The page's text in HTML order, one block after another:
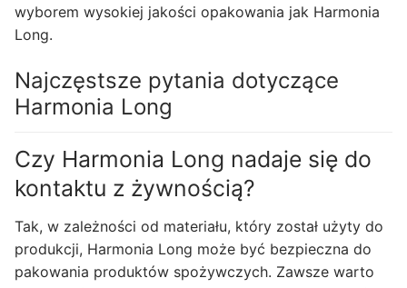
wyborem wysokiej jakości opakowania jak Harmonia
Long.
Najczęstsze pytania dotyczące
Harmonia Long
Czy Harmonia Long nadaje się do
kontaktu z żywnością?
Tak, w zależności od materiału, który został użyty do
produkcji, Harmonia Long może być bezpieczna do
pakowania produktów spożywczych. Zawsze warto